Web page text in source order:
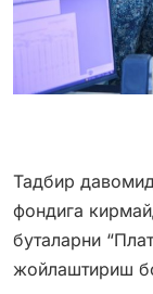
Тадбир
фондига
буталарни
жойлаштириш